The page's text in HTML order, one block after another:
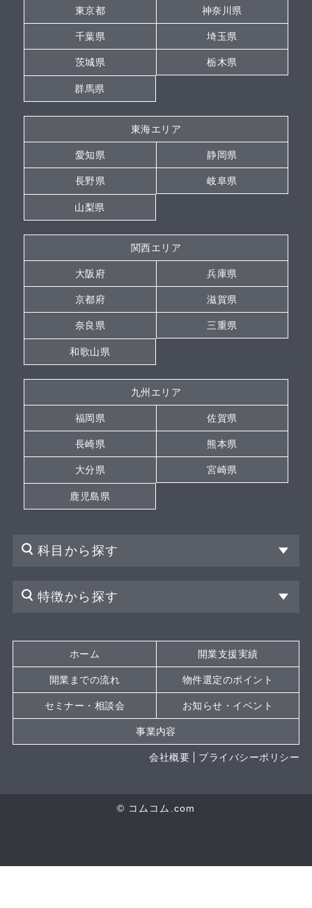
東京都 神奈川県
千葉県 埼玉県
茨城県 栃木県
群馬県
東海エリア
愛知県 静岡県
長野県 岐阜県
山梨県
関西エリア
大阪府 兵庫県
京都府 滋賀県
奈良県 三重県
和歌山県
九州エリア
福岡県 佐賀県
長崎県 熊本県
大分県 宮崎県
鹿児島県
科目から探す
特徴から探す
ホーム 開業支援実績
開業までの流れ 物件選定のポイント
セミナー・相談会 お知らせ・イベント
事業内容
会社概要 プライバシーポリシー
© コムコム.com